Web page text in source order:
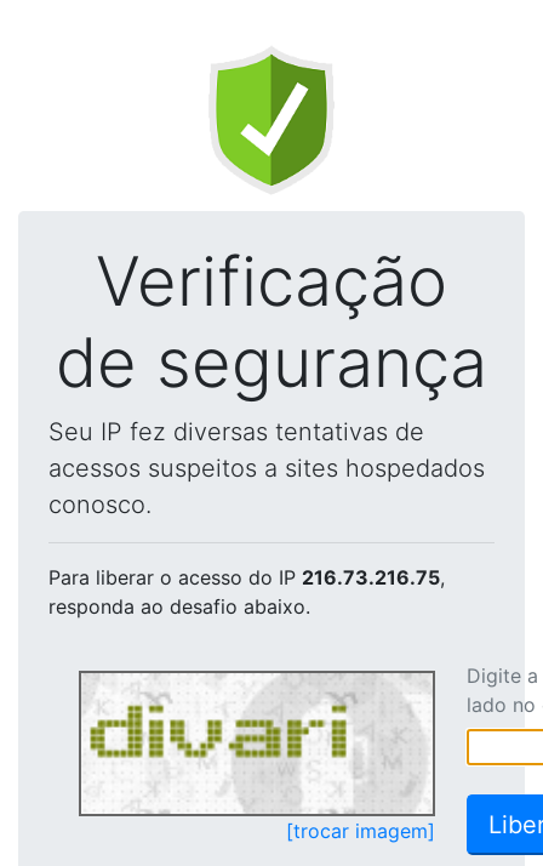
Verificação
de segurança
Seu IP fez diversas tentativas de
acessos suspeitos a sites hospedados
conosco.
Para liberar o acesso do IP 216.73.216.75,
responda ao desafio abaixo.
[trocar imagem]
Digite
lado no